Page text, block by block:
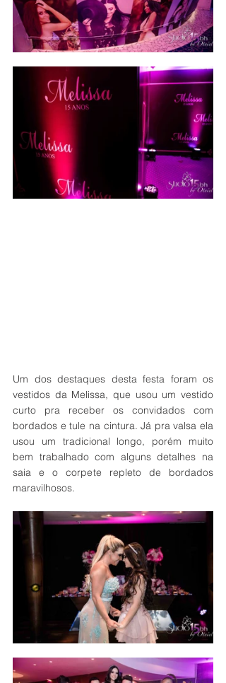
Um dos destaques desta festa foram os
vestidos da Melissa, que usou um vestido
curto pra receber os convidados com
bordados e tule na cintura. Já pra valsa ela
usou um tradicional longo, porém muito
bem trabalhado com alguns detalhes na
saia e o corpete repleto de bordados
maravilhosos.